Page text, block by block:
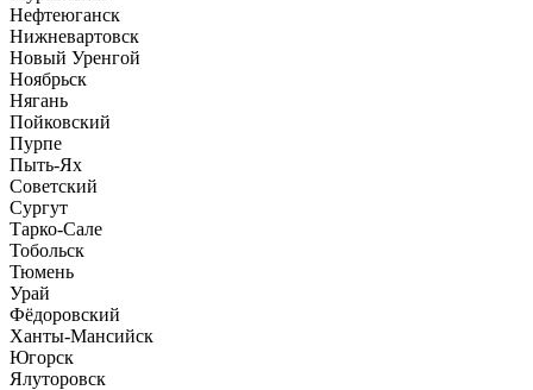
Нефтеюганск
Нижневартовск
Новый Уренгой
Ноябрьск
Нягань
Пойковский
Пурпе
Пыть-Ях
Советский
Сургут
Тарко-Сале
Тобольск
Тюмень
Урай
Фёдоровский
Ханты-Мансийск
Югорск
Ялуторовск